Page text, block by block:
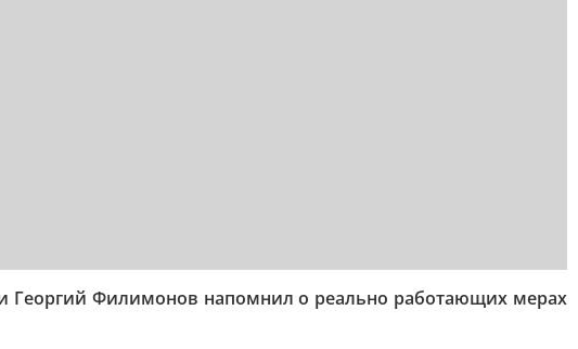
Георгий Филимонов напомнил о реально работающих мерах